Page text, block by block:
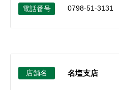
電話番号 0798-51-3131
店舗名 名塩支店